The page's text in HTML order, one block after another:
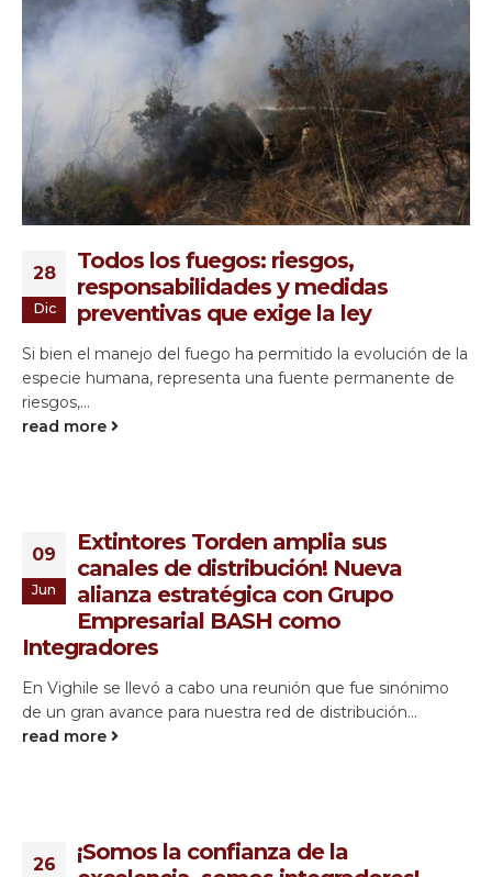
28
Dic
Todos los fuegos: riesgos,
responsabilidades y medidas
preventivas que exige la ley
Si bien el manejo del fuego ha permitido la evolución de la
especie humana, representa una fuente permanente de
riesgos,...
read more
09
Jun
Extintores Torden amplia sus
canales de distribución! Nueva
alianza estratégica con Grupo
Empresarial BASH como
Integradores
En Vighile se llevó a cabo una reunión que fue sinónimo
de un gran avance para nuestra red de distribución...
read more
26
¡Somos la confianza de la